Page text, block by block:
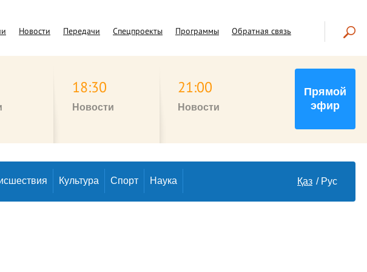
Новости Передачи Спецпроекты Программы Обратная связь
18:30
Новости
21:00
Новости
Прямой
эфир
Культура Спорт Наука Қаз Рус